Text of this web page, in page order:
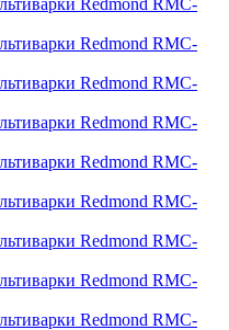
Redmond RMC-
Redmond RMC-
Redmond RMC-
Redmond RMC-
Redmond RMC-
Redmond RMC-
Redmond RMC-
Redmond RMC-
Redmond RMC-